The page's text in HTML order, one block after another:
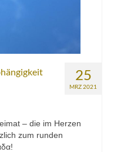
25
MRZ 2021
– die im Herzen
zum runden